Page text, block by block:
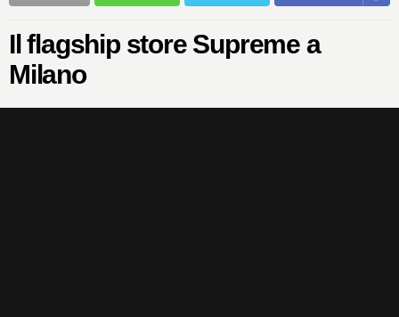
Il flagship store Supreme a
Milano